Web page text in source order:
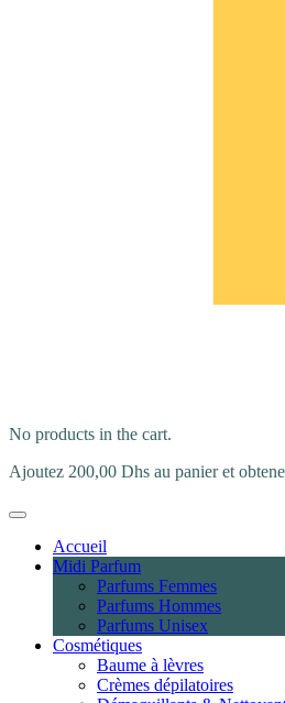
No products in the cart.
Ajoutez 200,00 Dhs au panier et
Accueil
Midi Parfum
Parfums Femmes
Parfums Hommes
Parfums Unisex
Cosmétiques
Baume à lèvres
Crèmes dépilatoires